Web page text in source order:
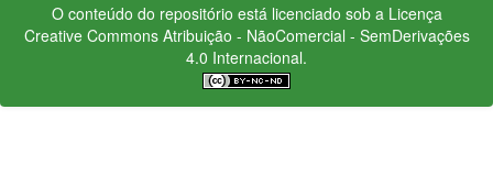
O conteúdo do repositório está licenciado sob a Licença
Creative CommonsAtribuição - NãoComercial - SemDerivações
4.0 Internacional.